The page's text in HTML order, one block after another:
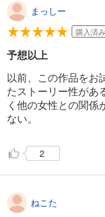
まっしー
購入済み
予想以上
以前、この作品をお
たストーリー性があ
く他の女性との関
ない。
2
ねこた